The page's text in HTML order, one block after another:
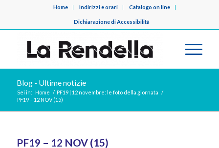
Home Indirizzi e orari Catalogo on line
Dichiarazione di Accessibilità
Blog - Ultime notizie
Sei in: Home / PF19 | 12 novembre: le foto della giornata /
PF19 – 12 NOV (15)
PF19 – 12 NOV (15)